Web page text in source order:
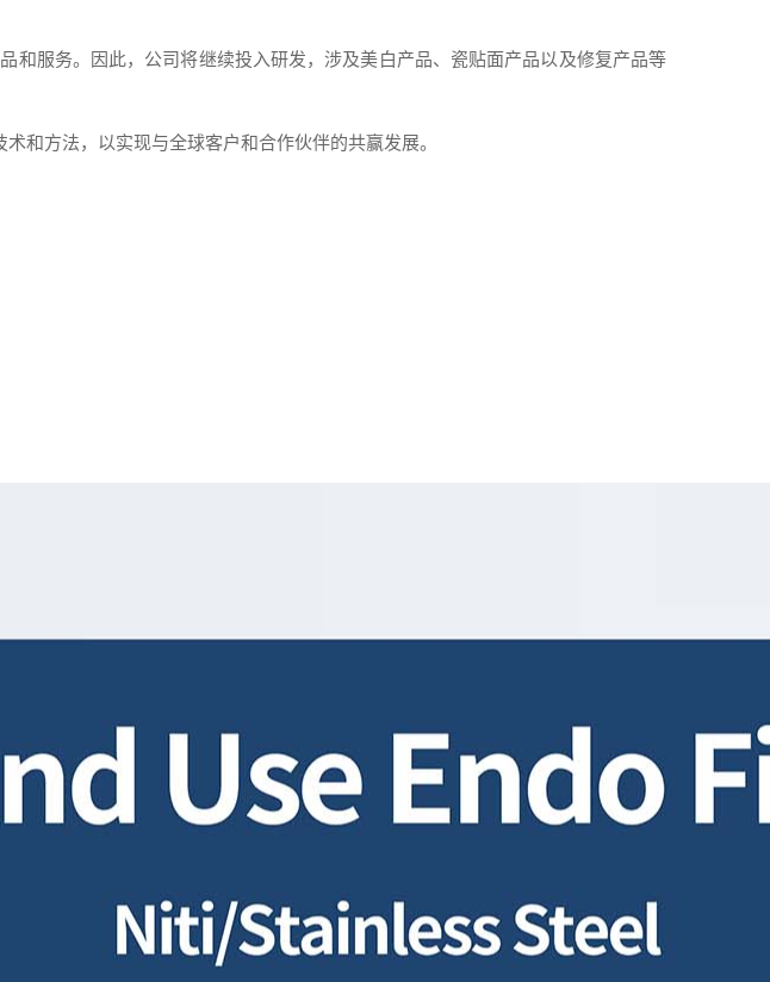
和服务。因此，公司将继续投入研发，涉及美白产品、瓷贴面产品以及修复产品等
和方法，以实现与全球客户和合作伙伴的共赢发展。